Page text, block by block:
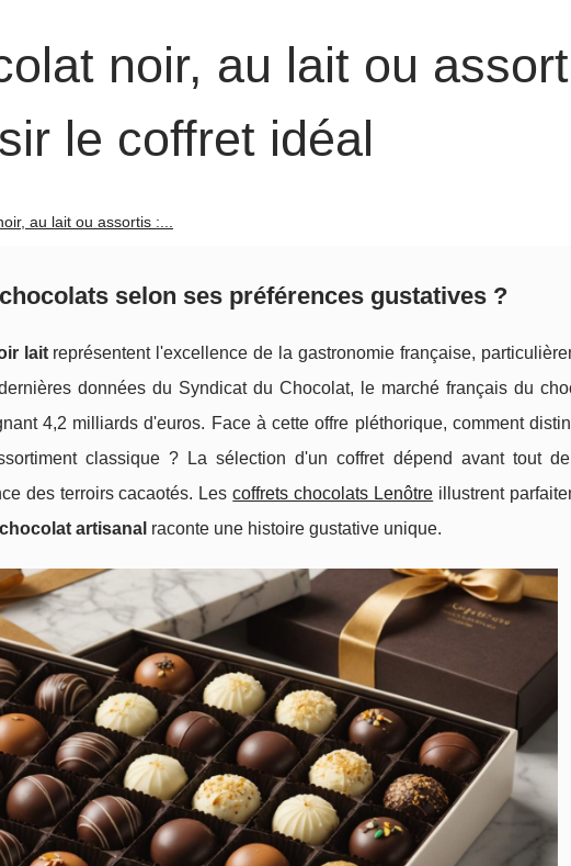
noir, au lait ou
le coffret idéal
au lait ou assortis :...
selon ses préférences gustatives ?
laitreprésentent l'excellence de la gastronomie française,
données du Syndicat du Chocolat, le marché français du
4,2 milliards d'euros. Face à cette offre pléthorique, comment
classique ? La sélection d'un coffret dépend avant tout
des terroirs cacaotés. Lescoffrets chocolats Lenôtre illustrent
artisanal raconte une histoire gustative unique.